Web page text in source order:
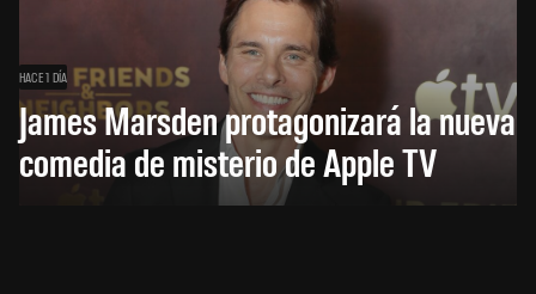
HACE 1 DÍA
James Marsden protagonizará la nueva
comedia de misterio de Apple TV